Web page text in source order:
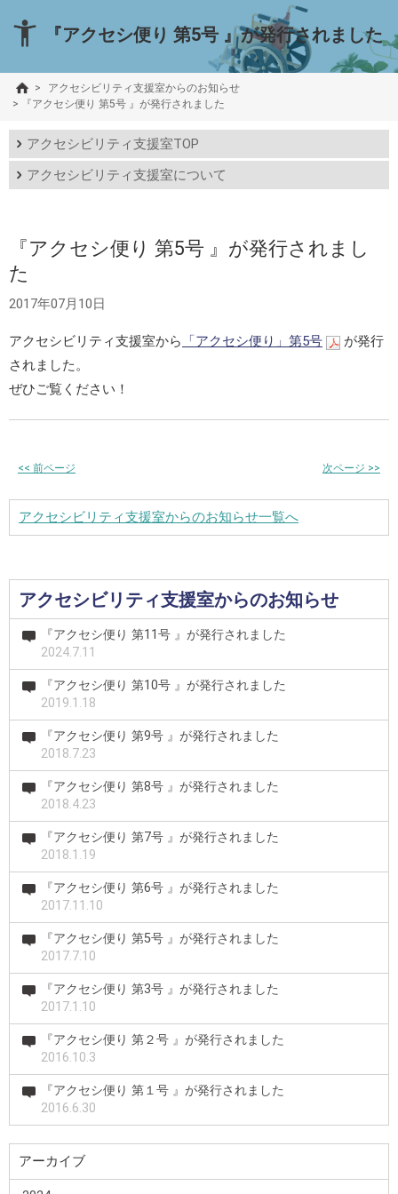
『アクセシ便り 第5号 』が発行されました
>
アクセシビリティ支援室からのお知らせ
>
『アクセシ便り 第5号 』が発行されました
アクセシビリティ支援室TOP
アクセシビリティ支援室について
『アクセシ便り 第5号 』が発行されまし
た
2017年07月10日
アクセシビリティ支援室から 「アクセシ便り」第5号
が発行
されました。
ぜひご覧ください！
<< 前ページ 次ページ >>
アクセシビリティ支援室からのお知らせ一覧へ
アクセシビリティ支援室からのお知らせ
『アクセシ便り 第11号 』が発行されました
2024.7.11
『アクセシ便り 第10号 』が発行されました
2019.1.18
『アクセシ便り 第9号 』が発行されました
2018.7.23
『アクセシ便り 第8号 』が発行されました
2018.4.23
『アクセシ便り 第7号 』が発行されました
2018.1.19
『アクセシ便り 第6号 』が発行されました
2017.11.10
『アクセシ便り 第5号 』が発行されました
2017.7.10
『アクセシ便り 第3号 』が発行されました
2017.1.10
『アクセシ便り 第２号 』が発行されました
2016.10.3
『アクセシ便り 第１号 』が発行されました
2016.6.30
アーカイブ